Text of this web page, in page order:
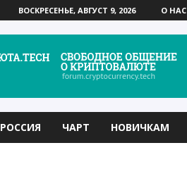
ВОСКРЕСЕНЬЕ, АВГУСТ 9, 2026 О НАС
РОССИЯ ЧАРТ НОВИЧКАМ